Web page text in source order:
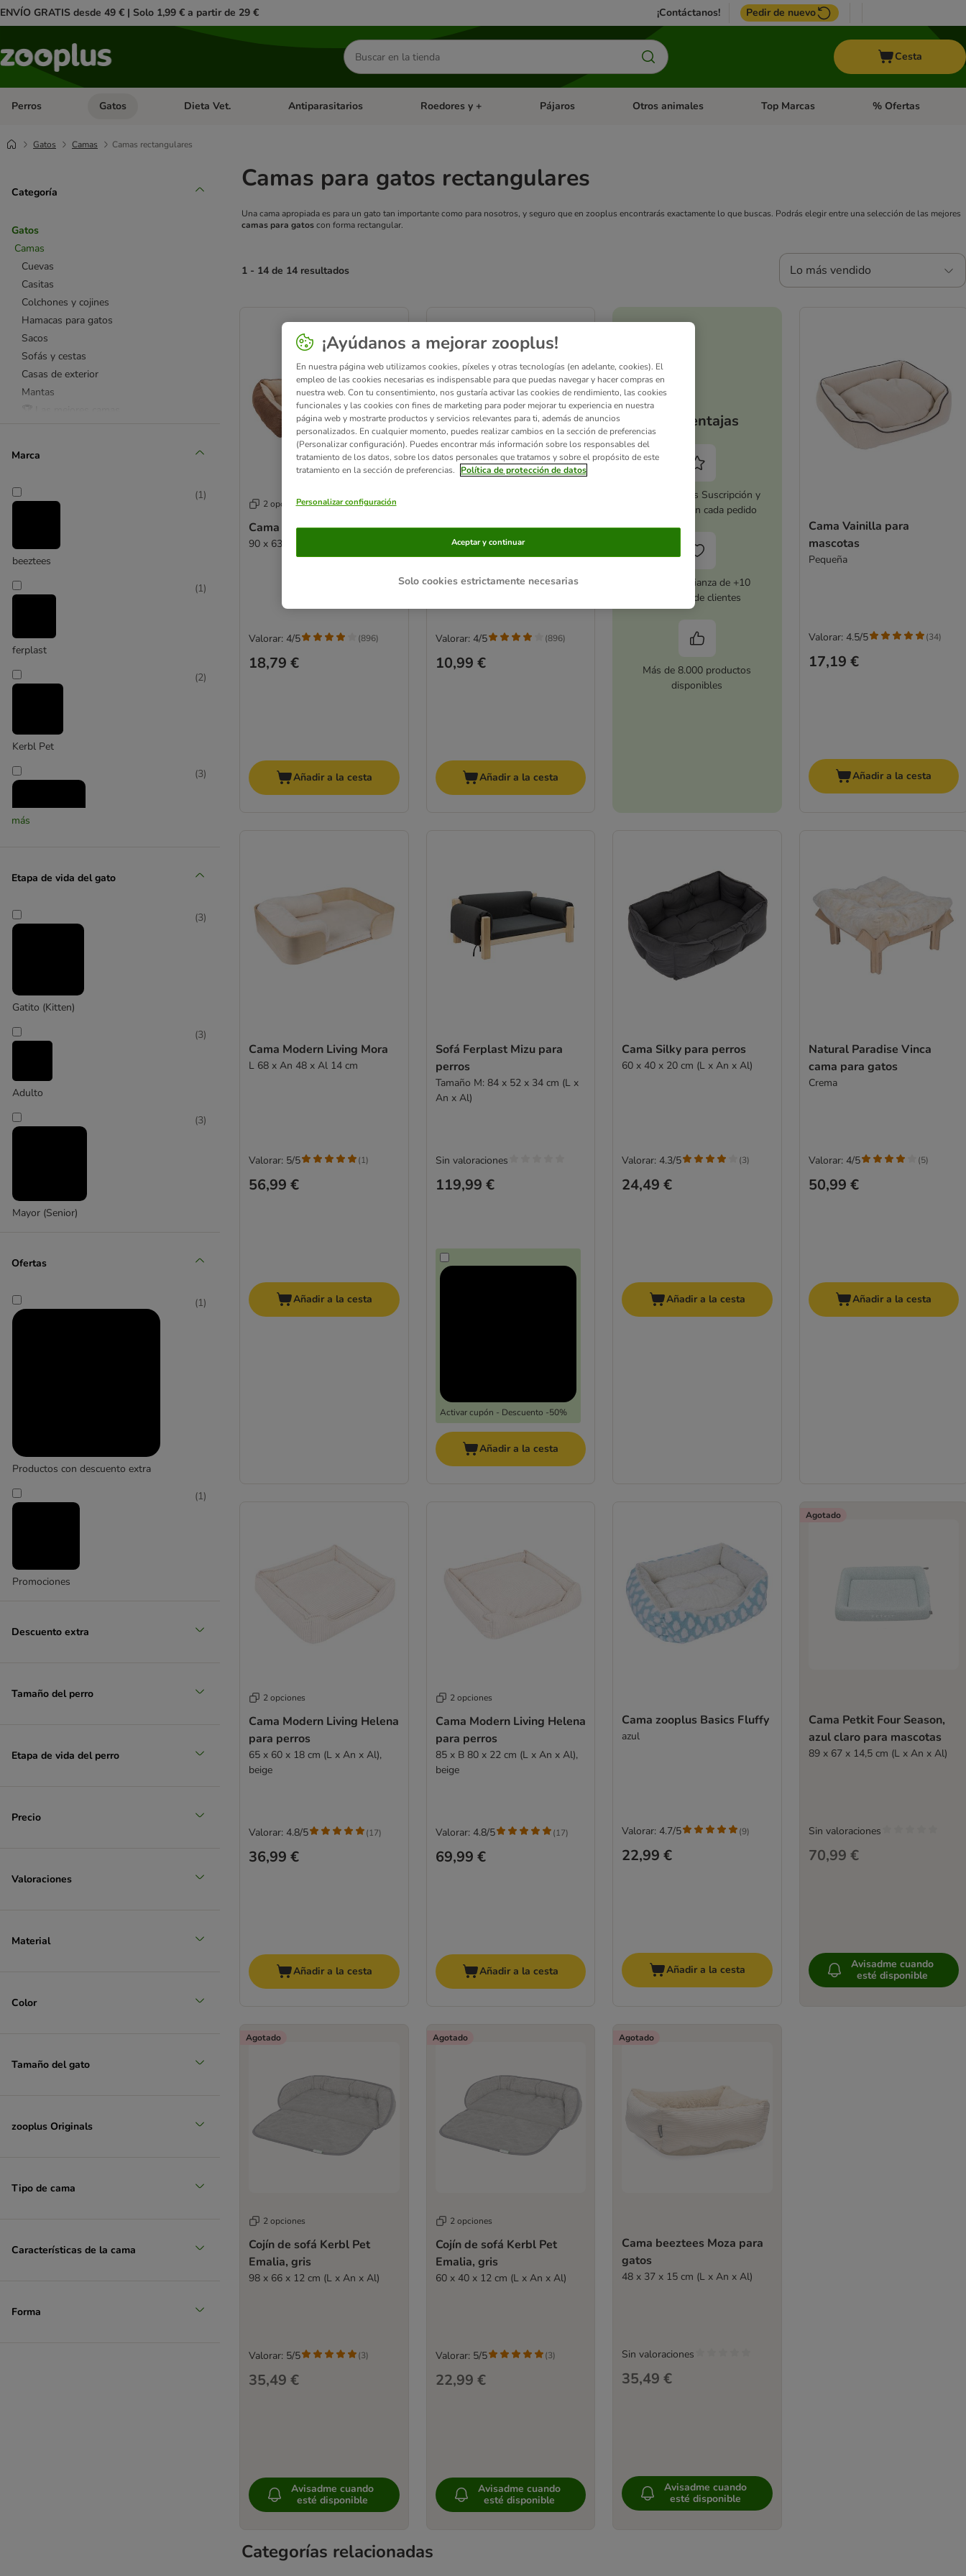
ENVÍO GRATIS desde 49 € | Solo 1,99 € a partir de 29 € ¡Contáctanos! Pedir de nuevo
Buscar
productos
Cesta
Perros Menú de categoria abierto: Perros
Gatos Menú de categoria abierto: Gatos
Dieta Vet. Menú de categoria abierto: Dieta Vet.
Antiparasitarios Menú de categoria abierto: Antiparasitarios
Roedores y + Menú de categoria abierto: Roedores y +
Pájaros Menú de categoria abierto: Pájaros
Otros animales Menú de categoria abierto: Otros animales
Top Marcas Menú de categoria
% Ofertas
Gatos Camas Camas rectangulares
Categoría
Gatos
Camas
Cuevas
Casitas
Colchones y cojines
Hamacas para gatos
Sacos
Sofás y cestas
Casas de exterior
Mantas
Camas para el radiador
Esterillas refrigerantes
Camas antiestrés
Marca
beeztees
(1)
ferplast
(1)
Kerbl Pet
(2)
(3)
Natural Paradise
más
Etapa de vida del gato
Gatito (Kitten)
(3)
Adulto
(3)
Mayor (Senior)
(3)
Ofertas
Productos con descuento extra
(1)
Promociones
(1)
Descuento extra
Tamaño del perro
Etapa de vida del perro
Precio
Valoraciones
Material
Color
Tamaño del gato
zooplus Originals
Tipo de cama
Características de la cama
Forma
Camas para gatos rectangulares
Una cama apropiada es para un gato tan importante como para nosotros, y seguro que en zooplus encontrarás exactamente lo que buscas. Podrás elegir entre una selección de las mejores
camas para gatoscon forma rectangular.
1 - 14 de 14 resultados Lo más vendido
2 opciones
Cama Basic para mascotas
90 x 63 x 18 cm (L x An x Al)
18,79 €
Valorar: 4/5 (896)
Añadir a la cesta
Cama Basic para mascotas
54 x 48 x 11 cm (L x An x Al)
10,99 €
Valorar: 4/5 (896)
Añadir a la cesta
Tus ventajas
Activa zooplus Suscripción y
ahorra 5 % en cada pedido
Con la confianza de +10
millones de clientes
Más de 8.000 productos
disponibles
Cama Vainilla para
mascotas
Pequeña
17,19 €
Valorar: 4.5/5 (34)
Añadir a la cesta
Cama Modern Living Mora
L 68 x An 48 x Al 14 cm
56,99 €
Valorar: 5/5 (1)
Añadir a la cesta
Sofá Ferplast Mizu para
perros
Tamaño M: 84 x 52 x 34 cm (L x
An x Al)
119,99 €
Activar cupón - Descuento -50%
Sin valoraciones
Añadir a la cesta
Cama Silky para perros
60 x 40 x 20 cm (L x An x Al)
24,49 €
Valorar: 4.3/5 (3)
Añadir a la cesta
Natural Paradise Vinca
cama para gatos
Crema
50,99 €
Valorar: 4/5 (5)
Añadir a la cesta
2 opciones
Cama Modern Living Helena
para perros
65 x 60 x 18 cm (L x An x Al),
beige
36,99 €
Valorar: 4.8/5 (17)
Añadir a la cesta
2 opciones
Cama Modern Living Helena
para perros
85 x B 80 x 22 cm (L x An x Al),
beige
69,99 €
Valorar: 4.8/5 (17)
Añadir a la cesta
Cama zooplus Basics Fluffy
azul
22,99 €
Valorar: 4.7/5 (9)
Añadir a la cesta
Agotado
Cama Petkit Four Season,
azul claro para mascotas
89 x 67 x 14,5 cm (L x An x Al)
70,99 €
Sin valoraciones
Avisadme cuando
esté disponible
Agotado
2 opciones
Cojín de sofá Kerbl Pet
Emalia, gris
98 x 66 x 12 cm (L x An x Al)
35,49 €
Valorar: 5/5 (3)
Avisadme cuando
esté disponible
Agotado
2 opciones
Cojín de sofá Kerbl Pet
Emalia, gris
60 x 40 x 12 cm (L x An x Al)
22,99 €
Valorar: 5/5 (3)
Avisadme cuando
esté disponible
Agotado
Cama beeztees Moza para
gatos
48 x 37 x 15 cm (L x An x Al)
35,49 €
Sin valoraciones
Avisadme cuando
esté disponible
Categorías relacionadas
¡Ayúdanos a mejorar zooplus!
En nuestra página web utilizamos cookies, píxeles y otras tecnologías (en adelante, cookies). El
empleo de las cookies necesarias es indispensable para que puedas navegar y hacer compras en
nuestra web. Con tu consentimiento, nos gustaría activar las cookies de rendimiento, las cookies
funcionales y las cookies con fines de marketing para poder mejorar tu experiencia en nuestra
página web y mostrarte productos y servicios relevantes para ti, además de anuncios
personalizados. En cualquier momento, puedes realizar cambios en la sección de preferencias
(Personalizar configuración). Puedes encontrar más información sobre los responsables del
tratamiento de los datos, sobre los datos personales que tratamos y sobre el propósito de este
tratamiento en la sección de preferencias.
Política de protección de datos
Personalizar configuración
Solo cookies estrictamente necesarias
Aceptar y continuar